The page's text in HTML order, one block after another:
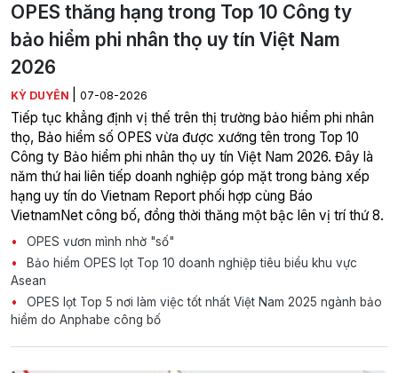
OPES thăng hạng trong Top 10 Công ty
bảo hiểm phi nhân thọ uy tín Việt Nam
2026
KỲ DUYÊN 07-08-2026
Tiếp tục khẳng định vị thế trên thị trường bảo hiểm phi nhân
thọ, Bảo hiểm số OPES vừa được xướng tên trong Top 10
Công ty Bảo hiểm phi nhân thọ uy tín Việt Nam 2026. Đây là
năm thứ hai liên tiếp doanh nghiệp góp mặt trong bảng xếp
hạng uy tín do Vietnam Report phối hợp cùng Báo
VietnamNet công bố, đồng thời thăng một bậc lên vị trí thứ 8.
OPES vươn mình nhờ "số"
Bảo hiểm OPES lọt Top 10 doanh nghiệp tiêu biểu khu vực
Asean
OPES lọt Top 5 nơi làm việc tốt nhất Việt Nam 2025 ngành bảo
hiểm do Anphabe công bố